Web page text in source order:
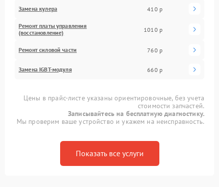
Замена кулера 410 р
Ремонт платы управления
(восстановление)
1010 р
Ремонт силовой части 760 р
Замена IGBT-модуля 660 р
Цены в прайс-листе указаны ориентировочные, без учета
стоимости запчастей.
Записывайтесь на бесплатную диагностику.
Мы проверим ваше устройство и укажем на неисправность.
Показать все услуги